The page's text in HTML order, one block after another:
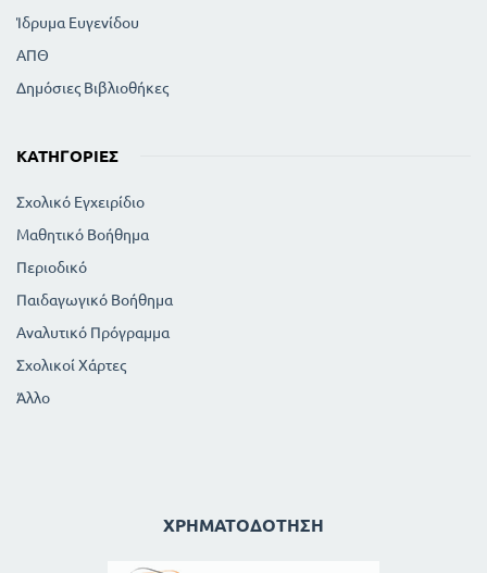
Ίδρυμα Ευγενίδου
ΑΠΘ
Δημόσιες Βιβλιοθήκες
ΚΑΤΗΓΟΡΊΕΣ
Σχολικό Εγχειρίδιο
Μαθητικό Βοήθημα
Περιοδικό
Παιδαγωγικό Βοήθημα
Αναλυτικό Πρόγραμμα
Σχολικοί Χάρτες
Άλλο
ΧΡΗΜΑΤΟΔΌΤΗΣΗ